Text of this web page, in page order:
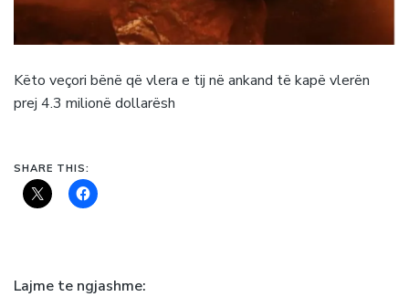
Këto veçori bënë që vlera e tij në ankand të kapë vlerën
prej 4.3 milionë dollarësh
SHARE THIS:
Lajme te ngjashme